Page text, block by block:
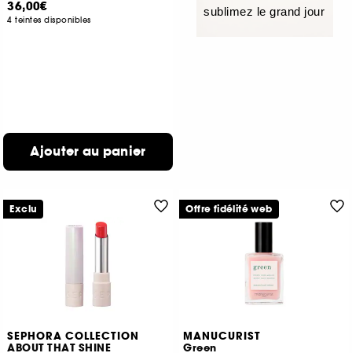
36,00€
4 teintes disponibles
Ajouter au panier
sublimez le grand jour
SEPHORA COLLECTION
ABOUT THAT SHINE
Exclu
MANUCURIST
Green
Offre fidélité web